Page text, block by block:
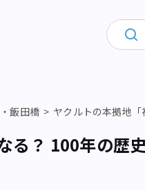
飯田橋 ヤクルトの本拠地
る？ 100年の歴